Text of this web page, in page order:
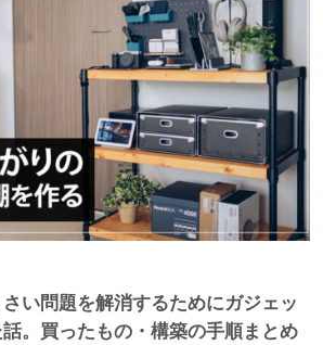
い問題を解消するためにガジェッ
話。買ったもの・構築の手順まとめ